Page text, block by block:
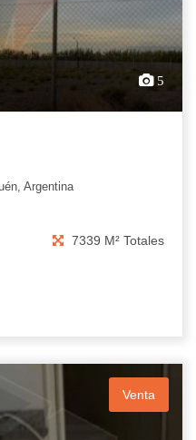
5
Argentina
7339 M² Totales
Venta